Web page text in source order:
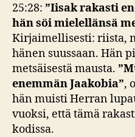
25:28: ”Iisak rakasti
hän söi mielellänsä
Kirjaimellisesti: riista,
hänen suussaan. Hän
metsäisestä mausta.
enemmän Jaakobia”,
hän muisti Herran
vuoksi, että tämä
kodissa.